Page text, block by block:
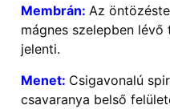
Membrán: Az
mágnes szelepben
jelenti.
Menet: Csigavonalú
csavaranya belső